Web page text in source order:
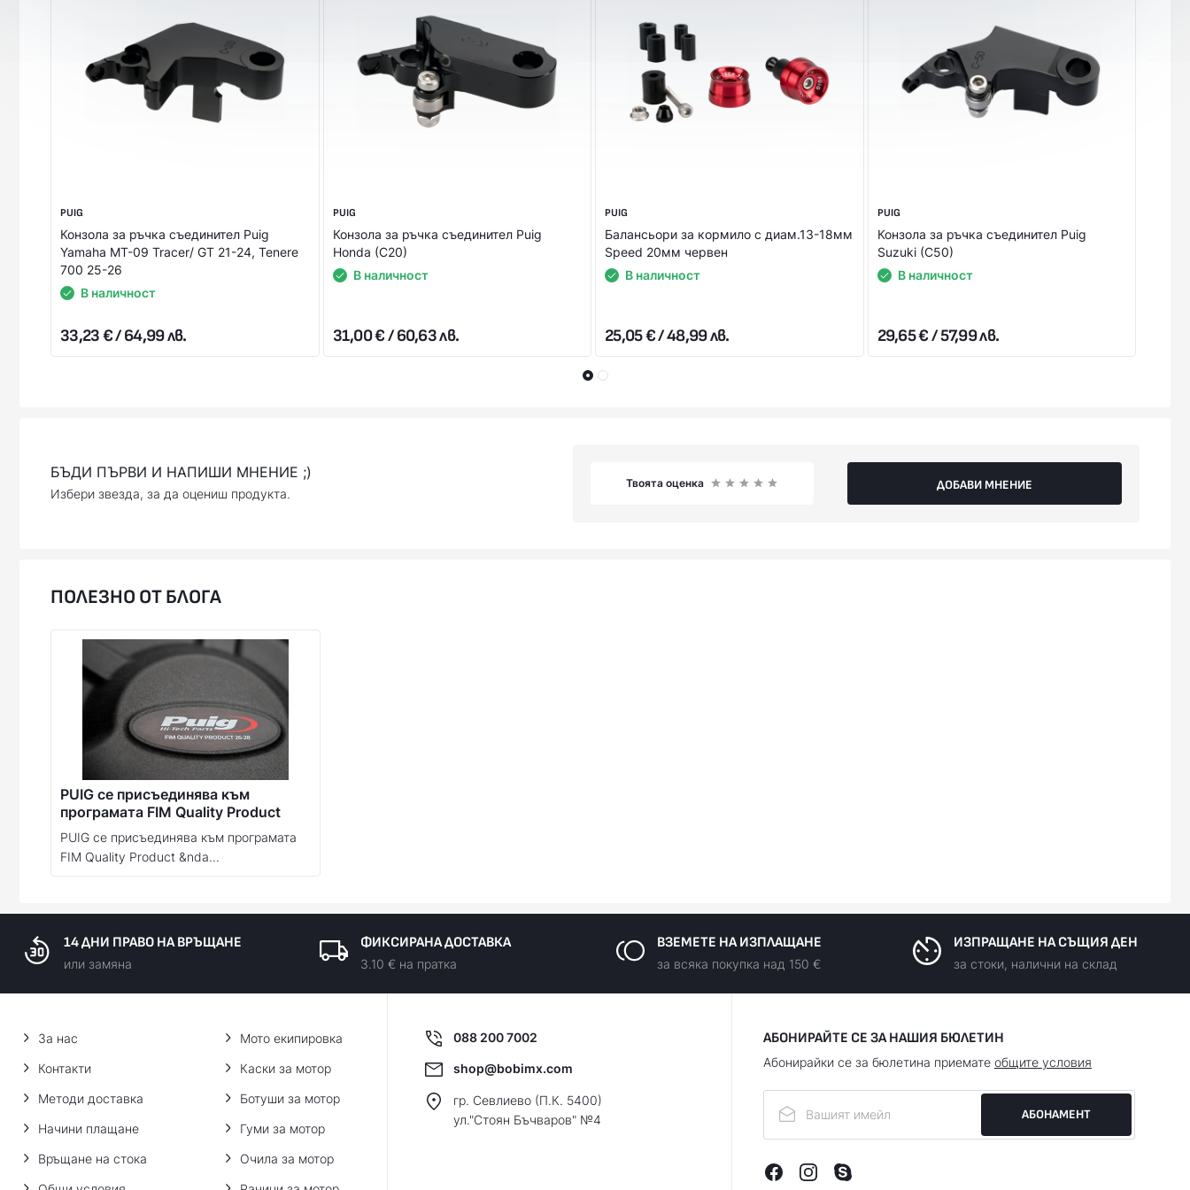
Стойността на поръчката се заплаща на куриера в брой или на ПОС терминал при получаване на пратката (наложен платеж),или предварително на сайта ни с Вашата банкова
ЗА ПОВЕЧЕ ИНФОРМАЦИЯ НЕ СЕ КОЛЕБАЙТЕ ДА СЕ СВЪРЖЕТЕ С НАС СПОРЕД УДОБНИЯ ЗА ВАС НАЧИН! НИЕ ЩЕ ОТГОВОРИМ НА ВСИЧКИ ВАШИ ВЪПРОСИ!
PUIG
Конзола за ръчка съединител Puig
Yamaha MT-09 Tracer/ GT 21-24, Tenere
700 25-26
В наличност
33,23 € / 64,99 лв.
PUIG
Конзола за ръчка съединител Puig
Honda (C20)
В наличност
31,00 € / 60,63 лв.
PUIG
Балансьори за кормило с диам.13-18мм
Speed 20мм червен
В наличност
25,05 € / 48,99 лв.
PUIG
Конзола за ръчка съединител Puig
Suzuki (C50)
В наличност
29,65 € / 57,99 лв.
БЪДИ ПЪРВИ И НАПИШИ МНЕНИЕ ;)
Избери звезда, за да оцениш продукта.
Твоята оценка ДОБАВИ МНЕНИЕ
ПОЛЕЗНО ОТ БЛОГА
PUIG се присъединява към
програмата FIM Quality Product
PUIG се присъединява към програмата
FIM Quality Product &nda...
14 ДНИ ПРАВО НА ВРЪЩАНЕ
или замяна
ФИКСИРАНА ДОСТАВКА
3.10 € на пратка
ВЗЕМЕТЕ НА ИЗПЛАЩАНЕ
за всяка покупка над 150 €
ИЗПРАЩАНЕ НА СЪЩИЯ ДЕН
за стоки, налични на склад
За нас
Контакти
Методи доставка
Начини плащане
Връщане на стока
Мото екипировка
Каски за мотор
Ботуши за мотор
Гуми за мотор
Очила за мотор
088 200 7002
shop@bobimx.com
гр. Севлиево (П.К. 5400)
ул."Стоян Бъчваров" №4
АБОНИРАЙТЕ СЕ ЗА НАШИЯ БЮЛЕТИН
Абонирайки се за бюлетина приемате общите условия
АБОНАМЕНТ